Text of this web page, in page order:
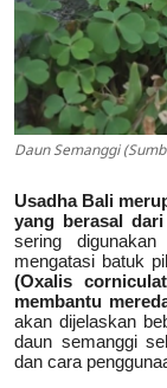
Daun Semanggi
Usadha Bali
yang berasal
sering
mengatasi batuk
(Oxalis
membantu
akan dijelaskan
daun semanggi
dan cara